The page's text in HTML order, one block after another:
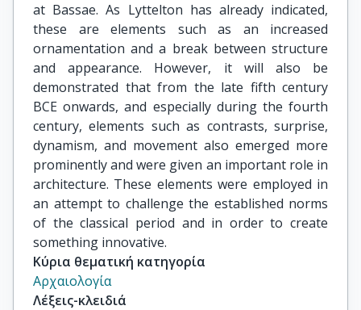
at Bassae. As Lyttelton has already indicated,
these are elements such as an increased
ornamentation and a break between structure
and appearance. However, it will also be
demonstrated that from the late fifth century
BCE onwards, and especially during the fourth
century, elements such as contrasts, surprise,
dynamism, and movement also emerged more
prominently and were given an important role in
architecture. These elements were employed in
an attempt to challenge the established norms
of the classical period and in order to create
something innovative.
Κύρια θεματική κατηγορία
Αρχαιολογία
Λέξεις-κλειδιά